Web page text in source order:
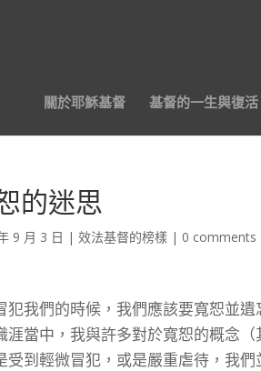
關於耶穌基督 基督的一生與復活
的迷思
9 月 3 日 |效法基督的榜樣 | 0 comments
犯我們的時候，我們應該要寬恕並
涯當中，我與許多對於寬恕的概念
受到輕微冒犯，或是嚴重虐待，我